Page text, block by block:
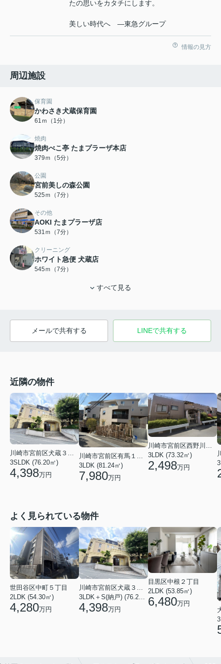
たの思いをカタチにします。
美しい時代へ ―東急グループ
情報の見方
周辺施設
保育園
かわさき犬蔵保育園
61ｍ（1分）
焼肉
焼肉べこ亭 たまプラーザ本店
379ｍ（5分）
公園
宮前美しの森公園
525ｍ（7分）
その他
AOKI たまプラーザ店
531ｍ（7分）
クリーニング
ホワイト急便 犬蔵店
545ｍ（7分）
すべて見る
メールで共有する LINEで共有する
近隣の物件
川崎市宮前区犬蔵３丁目
3SLDK (76.20㎡)
4,398万円
川崎市宮前区有馬１丁目
3LDK (81.24㎡)
7,980万円
川崎市宮前区西野川１丁目
3LDK (73.32㎡)
2,498万円
よく見られている物件
世田谷区中町５丁目
2LDK (54.30㎡)
4,280万円 4,398万円
目黒区中根２丁目
2LDK (53.85㎡)
6,480万円